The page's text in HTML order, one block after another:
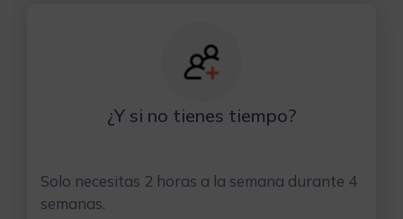
¿Y si no tienes tiempo?
Solo necesitas 2 horas a la semana durante 4
semanas.